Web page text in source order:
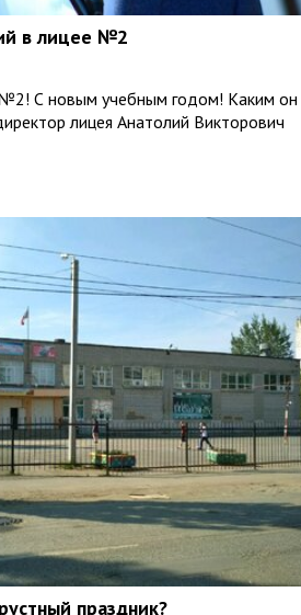
в лицее №2
С новым учебным годом! Каким он
лицея Анатолий Викторович
праздник?